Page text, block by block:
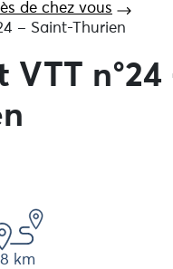
de chez vous
– Saint-Thurien
VTT
8 km